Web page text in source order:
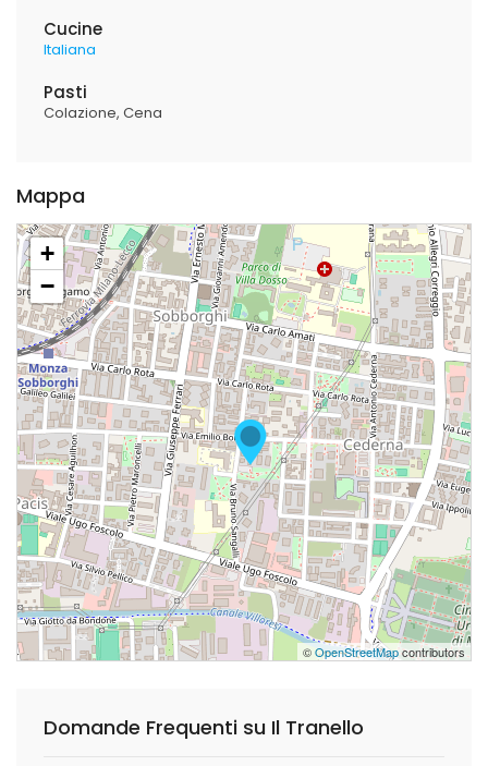
Cucine
Italiana
Pasti
Colazione Cena
Mappa
+
−
©OpenStreetMapcontributors
Domande Frequenti su Il Tranello